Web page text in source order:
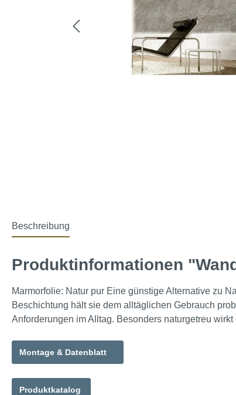
Beschreibung
Produktinformationen
Marmorfolie: Natur pur Eine günstige Alternative zu
Beschichtung hält sie dem alltäglichen Gebrauch
Anforderungen im Alltag. Besonders naturgetreu
Montage & Datenblatt
Produktkatalog